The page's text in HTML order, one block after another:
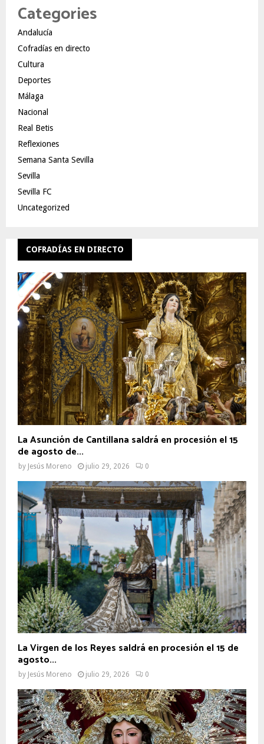
Categories
Andalucía
Cofradías en directo
Cultura
Deportes
Málaga
Nacional
Real Betis
Reflexiones
Semana Santa Sevilla
Sevilla
Sevilla FC
Uncategorized
COFRADÍAS EN DIRECTO
La Asunción de Cantillana saldrá en procesión el 15
de agosto de...
by Jesús Moreno julio 29, 2026 0
La Virgen de los Reyes saldrá en procesión el 15 de
agosto...
by Jesús Moreno julio 29, 2026 0